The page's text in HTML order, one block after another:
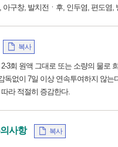
아구창, 발치전ㆍ후, 인두염, 편도염
복사
2-3회 원액 그대로 또는 소량의 물로
독없이 7일 이상 연속투여하지 않는
따라 적절히 증감한다.
사항 복사